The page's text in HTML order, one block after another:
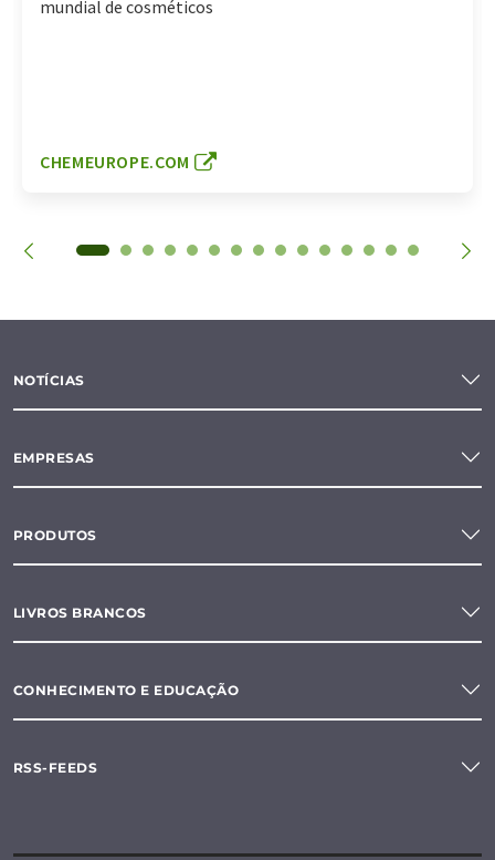
mundial de cosméticos
CHEMEUROPE.COM
NOTÍCIAS
EMPRESAS
PRODUTOS
LIVROS BRANCOS
CONHECIMENTO E EDUCAÇÃO
RSS-FEEDS